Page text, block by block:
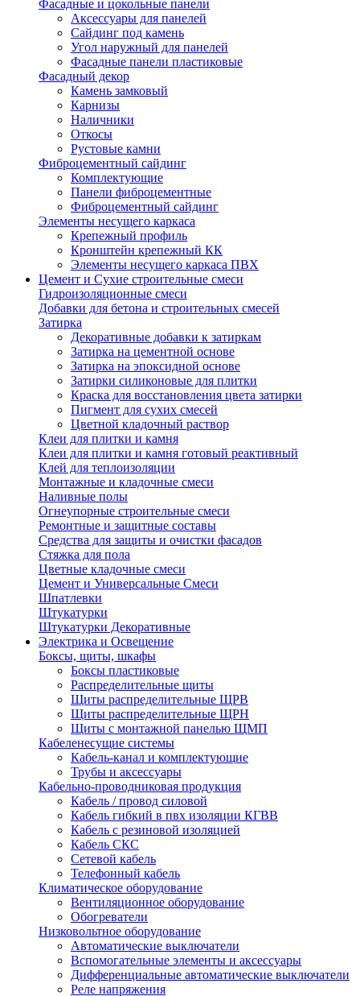
Фасадные и цокольные панели
Аксессуары для панелей
Сайдинг под камень
Угол наружный для панелей
Фасадные панели пластиковые
Фасадный декор
Камень замковый
Карнизы
Наличники
Откосы
Рустовые камни
Фиброцементный сайдинг
Комплектующие
Панели фиброцементные
Фиброцементный сайдинг
Элементы несущего каркаса
Крепежный профиль
Кронштейн крепежный КК
Элементы несущего каркаса ПВХ
Цемент и Сухие строительные смеси
Гидроизоляционные смеси
Добавки для бетона и строительных смесей
Затирка
Декоративные добавки к затиркам
Затирка на цементной основе
Затирка на эпоксидной основе
Затирки силиконовые для плитки
Краска для восстановления цвета затирки
Пигмент для сухих смесей
Цветной кладочный раствор
Клеи для плитки и камня
Клеи для плитки и камня готовый реактивный
Клей для теплоизоляции
Монтажные и кладочные смеси
Наливные полы
Огнеупорные строительные смеси
Ремонтные и защитные составы
Средства для защиты и очистки фасадов
Стяжка для пола
Цветные кладочные смеси
Цемент и Универсальные Смеси
Шпатлевки
Штукатурки
Штукатурки Декоративные
Электрика и Освещение
Боксы, щиты, шкафы
Боксы пластиковые
Распределительные щиты
Щиты распределительные ЩРВ
Щиты распределительные ЩРН
Щиты с монтажной панелью ЩМП
Кабеленесущие системы
Кабель-канал и комплектующие
Трубы и аксессуары
Кабельно-проводниковая продукция
Кабель / провод силовой
Кабель гибкий в пвх изоляции КГВВ
Кабель с резиновой изоляцией
Кабель СКС
Сетевой кабель
Телефонный кабель
Климатическое оборудование
Вентиляционное оборудование
Обогреватели
Низковольтное оборудование
Автоматические выключатели
Вспомогательные элементы и аксессуары
Дифференциальные автоматические выключатели
Реле напряжения